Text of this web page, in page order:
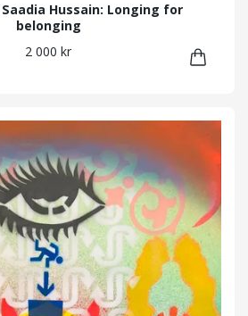
Hussain: Longing for
belonging
2 000 kr